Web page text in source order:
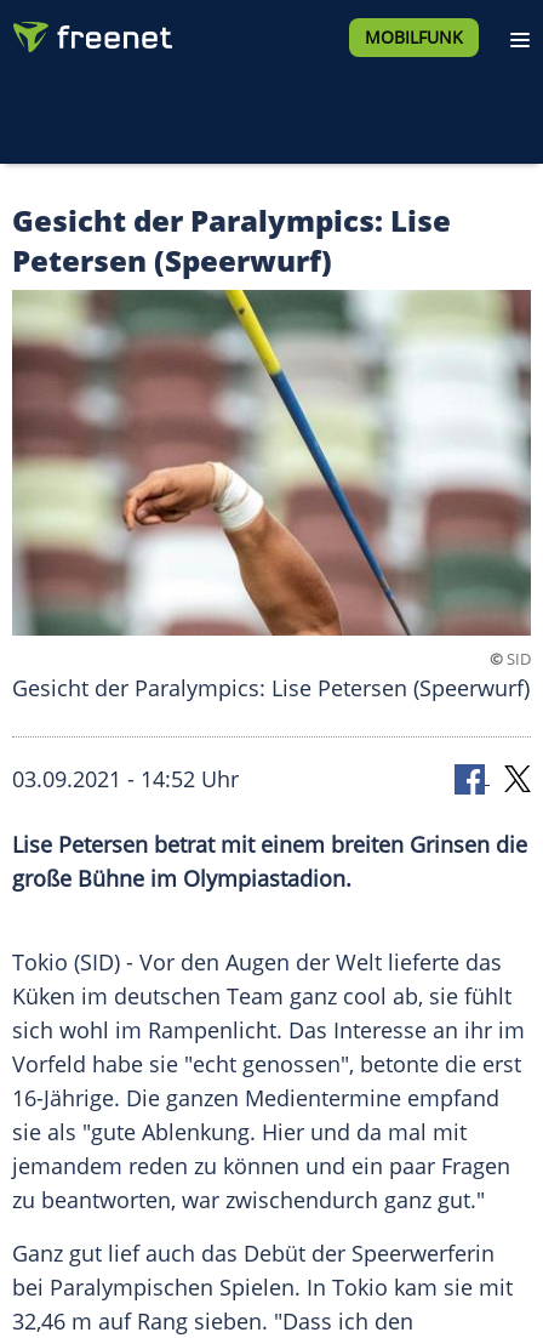
MOBILFUNK
Gesicht der Paralympics: Lise
Petersen (Speerwurf)
©SID
Gesicht der Paralympics: Lise Petersen (Speerwurf)
03.09.2021 - 14:52 Uhr
Lise Petersen betrat mit einem breiten Grinsen die
große Bühne im Olympiastadion.
Tokio (SID) - Vor den Augen der Welt lieferte das
Küken im deutschen Team ganz cool ab, sie fühlt
sich wohl im Rampenlicht. Das Interesse an ihr im
Vorfeld habe sie "echt genossen", betonte die erst
16-Jährige. Die ganzen Medientermine empfand
sie als "gute Ablenkung. Hier und da mal mit
jemandem reden zu können und ein paar Fragen
zu beantworten, war zwischendurch ganz gut."
Ganz gut lief auch das Debüt der Speerwerferin
bei Paralympischen Spielen. In Tokio kam sie mit
32,46 m auf Rang sieben. "Dass ich den